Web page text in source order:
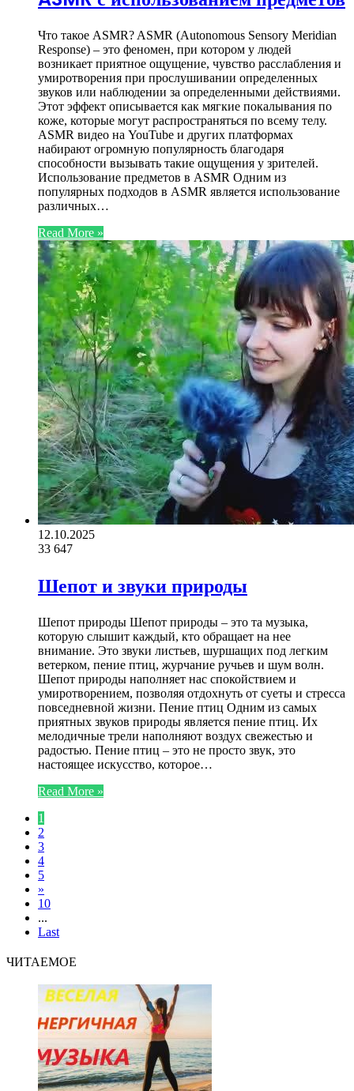
Что такое ASMR? ASMR (Autonomous Sensory Meridian
Response) – это феномен, при котором у людей
возникает приятное ощущение, чувство расслабления и
умиротворения при прослушивании определенных
звуков или наблюдении за определенными действиями.
Этот эффект описывается как мягкие покалывания по
коже, которые могут распространяться по всему телу.
ASMR видео на YouTube и других платформах
набирают огромную популярность благодаря
способности вызывать такие ощущения у зрителей.
Использование предметов в ASMR Одним из
популярных подходов в ASMR является использование
различных…
Read More »
12.10.2025
33 647
Шепот и звуки природы
Шепот природы Шепот природы – это та музыка,
которую слышит каждый, кто обращает на нее
внимание. Это звуки листьев, шуршащих под легким
ветерком, пение птиц, журчание ручьев и шум волн.
Шепот природы наполняет нас спокойствием и
умиротворением, позволяя отдохнуть от суеты и стресса
повседневной жизни. Пение птиц Одним из самых
приятных звуков природы является пение птиц. Их
мелодичные трели наполняют воздух свежестью и
радостью. Пение птиц – это не просто звук, это
настоящее искусство, которое…
Read More »
1
2
3
4
5
»
10
...
Last
ЧИТАЕМОЕ